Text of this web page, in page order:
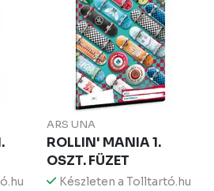
ARS UNA
ROLLIN' MANIA 1.
OSZT. FÜZET
Készleten a Tolltartó.hu